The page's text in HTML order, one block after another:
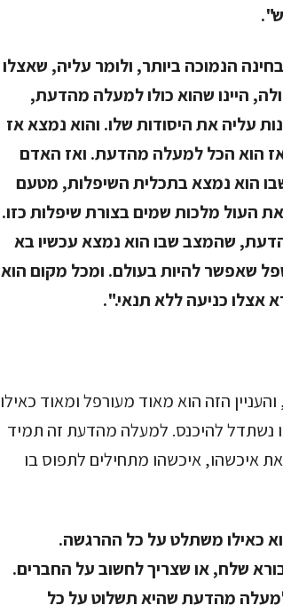
הנמוכה ביותר, ולומר עליה, שאצלו
היינו שהוא כולו למעלה מהדעת,
עליה את היסודות שלו. והוא נמצא אז
הוא הכל למעלה מהדעת. ואז האדם
הוא נמצא בתכלית השיפלות, מטעם
העול מלכות שמים בצורת שיפלות כזו.
שהמצב שבו הוא נמצא עכשיו בא
שאפשר להיות בעולם. ומכל מקום הוא
אצלו כניעה ללא תנאי.".
הזה הוא מאוד מעורפל ומאוד כאילו
נשתדל להיכנס. למעלה מהדעת זה תמיד
איכשהו, איכשהו מתחילים לתפוס בו
כאילו משתלט על כל ההרגשה.
שלח, או שצריך לחשוב על החברים.
מהדעת שהיא תשלוט על כל